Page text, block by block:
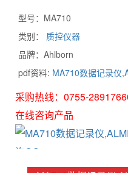
型号：MA710
类别：
质控仪器
品牌：Ahlborn
pdf资料: MA710数据记录仪
采购热线：0755-
在线咨询产品